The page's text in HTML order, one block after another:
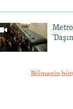
Bölmənin